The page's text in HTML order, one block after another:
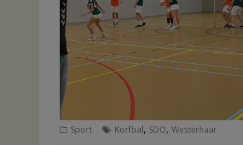
Sport Korfbal, SDO, Westerhaar